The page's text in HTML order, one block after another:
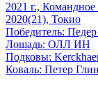
2021 г.,
2020(21), Токио
Победитель:
Лошадь: ОЛЛ ИН
Подковы:
Коваль: Петер